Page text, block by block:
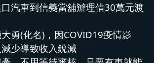
汽車到信義當舖辧理借30萬元渡
勇(化名)，因COVID19疫情影
少導致收入銳減